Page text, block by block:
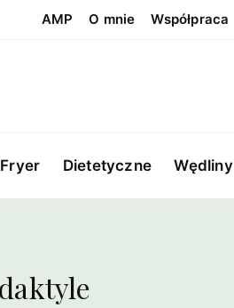
AMP O mnie Współpraca
Dietetyczne Wędliny
daktyle